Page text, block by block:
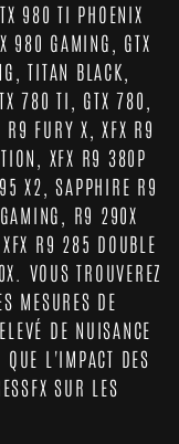
980 TI PHOENIX
980 GAMING, GTX
TITAN BLACK,
780 TI, GTX 780,
FURY X, XFX R9
XFX R9 380P
X2, SAPPHIRE R9
R9 290X
R9 285 DOUBLE
VOUS TROUVEREZ
MESURES DE
DE NUISANCE
QUE L'IMPACT DES
SUR LES